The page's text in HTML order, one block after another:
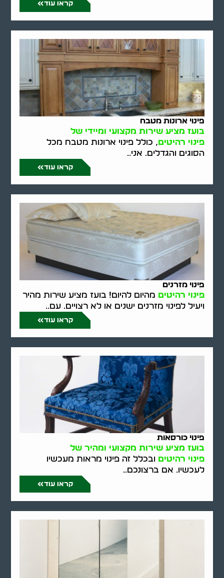
קראו עוד
פינוי ארונות מטבח
בועז מציע שירות מקצועי ומיידי של
פינוי רהיטים, כולל פינוי ארונות מטבח מכל
הסוגים והגדלים. אני..
קראו עוד
פינוי מזרנים
פינוי רהיטים מהיום להיום! בועז מציע שירות מהיר
ויעיל לפינוי מזרנים ישנים או לא רצויים. עם..
קראו עוד
פינוי כורסאות
בועז מציע שירות מקצועי ומהיר של
פינוי רהיטים ובכלל זה פינוי מראות מעכשיו
לעכשיו. אם ברצונכם..
קראו עוד